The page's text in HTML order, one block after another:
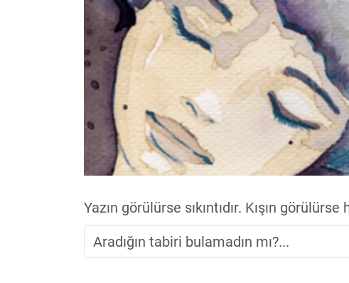
Yazın görülürse sıkıntıdır. Kışın